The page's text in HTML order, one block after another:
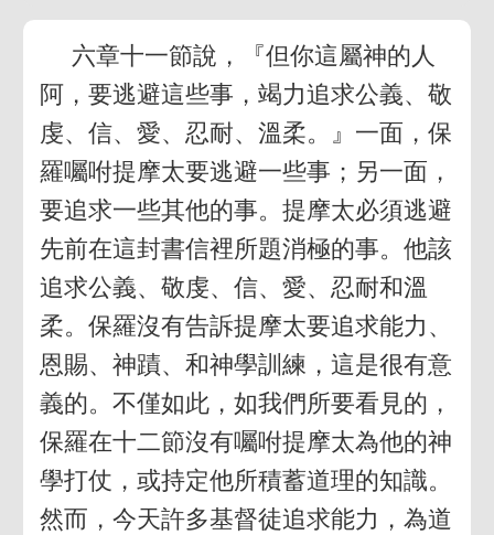
六章十一節說，『但你這屬神的人
阿，要逃避這些事，竭力追求公義、敬
虔、信、愛、忍耐、溫柔。』一面，保
羅囑咐提摩太要逃避一些事；另一面，
要追求一些其他的事。提摩太必須逃避
先前在這封書信裡所題消極的事。他該
追求公義、敬虔、信、愛、忍耐和溫
柔。保羅沒有告訴提摩太要追求能力、
恩賜、神蹟、和神學訓練，這是很有意
義的。不僅如此，如我們所要看見的，
保羅在十二節沒有囑咐提摩太為他的神
學打仗，或持定他所積蓄道理的知識。
然而，今天許多基督徒追求能力，為道